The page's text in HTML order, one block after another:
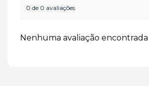
0 de 0 avaliações
Nenhuma avaliação encontrada